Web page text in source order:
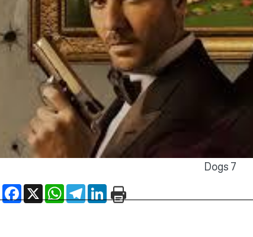
7 Dogs
X
WhatsApp
TelegramLinkedIn